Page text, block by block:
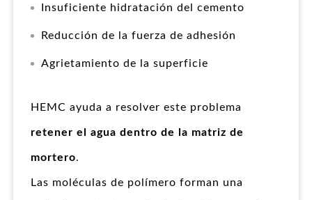
Insuficiente hidratación del cemento
Reducción de la fuerza de adhesión
Agrietamiento de la superficie
HEMC ayuda a resolver este problema
retener el agua dentro de la matriz de
mortero.
Las moléculas de polímero forman una